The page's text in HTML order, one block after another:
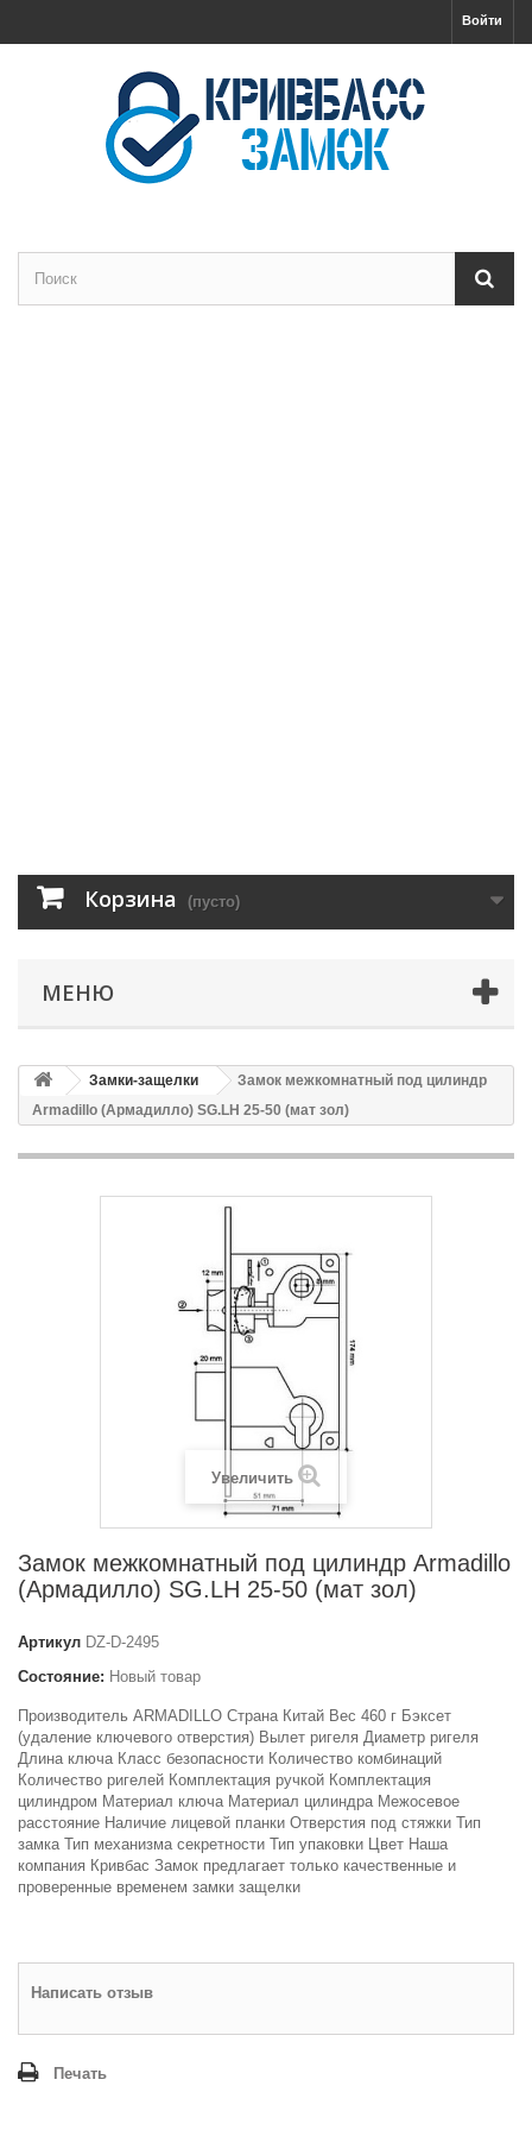
Войти
Корзина (пусто)
МЕНЮ
Замки-защелки
Замок межкомнатный под цилиндр
Armadillo (Армадилло) SG.LH 25-50 (мат зол)
Увеличить
Замок межкомнатный под цилиндр Armadillo
(Армадилло) SG.LH 25-50 (мат зол)
Артикул DZ-D-2495
Состояние: Новый товар
Производитель ARMADILLO Страна Китай Вес 460 г Бэксет
(удаление ключевого отверстия) Вылет ригеля Диаметр ригеля
Длина ключа Класс безопасности Количество комбинаций
Количество ригелей Комплектация ручкой Комплектация
цилиндром Материал ключа Материал цилиндра Межосевое
расстояние Наличие лицевой планки Отверстия под стяжки Тип
замка Тип механизма секретности Тип упаковки Цвет Наша
компания Кривбас Замок предлагает только качественные и
проверенные временем замки защелки
Написать отзыв
Печать